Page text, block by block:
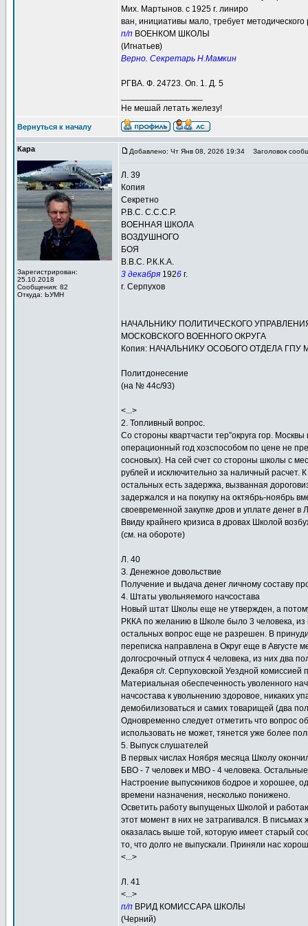
Мих. Мартынов. с 1925 г. линиро
ван, инициативы мало, требует методического
п/п ВОЕНКОМ ШКОЛЫ
(Игнатьев)
Верно. Секретарь Н.Мамкин
РГВА. Ф. 24723. Оп. 1. Д. 5
Не мешай летать железу!
Вернуться к началу
Кара
Зарегистрирован:
25.10.2018
Сообщения: 82
Откуда: ЬУМН
Добавлено: Чт Янв 08, 2026 19:34 Заголовок
Л. 39
Копия
Секретно
Р.В.С. С.С.С.Р.
ВОЕННАЯ ШКОЛА
ВОЗДУШНОГО
БОЯ
В.В.С. Р.К.К.А.
3 декабря 1926 г.
г. Серпухов
НАЧАЛЬНИКУ ПОЛИТИЧЕСКОГО
МОСКОВСКОГО ВОЕННОГО ОКРУГА
Копия: НАЧАЛЬНИКУ ОСОБОГО ОТДЕЛА ГПУ
Политдонесение
(на № 44с/93)
<...>
2. Топливный вопрос.
Со стороны квартчасти тер”округа гор.
операционный год хозспособом по цене не
сосновых). На сей счет со стороны школы с
рублей и исключительно за наличный
остальных есть задержка, вызванная
задержался и на покупку на октябрь-ноябрь
своевременной закупке дров и уплате денег в
Ввиду крайнего кризиса в дровах Школой
(см. на обороте)
Л. 40
З. Денежное довольствие
Получение и выдача денег личному составу
4. Штаты увольняемого начсостава
Новый штат Школы еще не утвержден, а
РККА по желанию в Школе было 3 человека, из
остальных вопрос еще не разрешен. В
переписка направлена в Округ еще в Августе
долгосрочный отпуск 4 человека, из них два
Декабря с/г. Серпуховской Уездной
Материальная обеспеченность уволенного
начсостава к увольнению здоровое, никаких
демобилизоваться и самих товарищей (два
Одновременно следует отметить что вопрос
использовать не может, тянется уже более
5. Выпуск слушателей
В первых числах Ноября месяца Школу
БВО - 7 человек и МВО - 4 человека.
Настроение выпускников бодрое и хорошее,
времени назначения, несколько понижено.
Осветить работу выпущеных Школой и
этот момент в них не затрагивался. В
оказалась выше той, которую имеет старый
то, что долго не выпускали. Приняли нас
<...>
Л. 41
<...>
п/п ВРИД КОМИССАРА ШКОЛЫ
(Черний)